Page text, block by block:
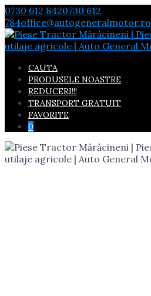
Skip
to
content
0730 612 8420730 612
784office@autogeneralmotor.ro
CAUTA
PRODUSELE NOASTRE
REDUCERI!!!
TRANSPORT GRATUIT
FAVORITE
0